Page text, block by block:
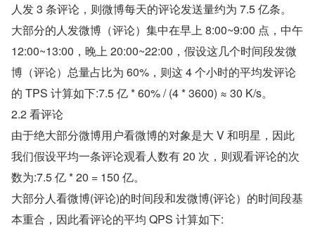
人发 3 条评论，则微博每天的评论发送量约为 7.5 亿条。
大部分的人发微博（评论）集中在早上 8:00~9:00 点，中午
12:00~13:00，晚上 20:00~22:00，假设这几个时间段发微
博（评论）总量占比为 60%，则这 4 个小时的平均发评论
的 TPS 计算如下:7.5 亿 * 60% / (4 * 3600) ≈ 30 K/s。
2.2 看评论
由于绝大部分微博用户看微博的对象是大 V 和明星，因此
我们假设平均一条评论观看人数有 20 次，则观看评论的次
数为:7.5 亿 * 20 = 150 亿。
大部分人看微博(评论)的时间段和发微博(评论）的时间段基
本重合，因此看评论的平均 QPS 计算如下: